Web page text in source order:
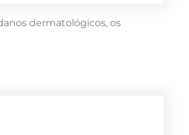
dermatológicos, os